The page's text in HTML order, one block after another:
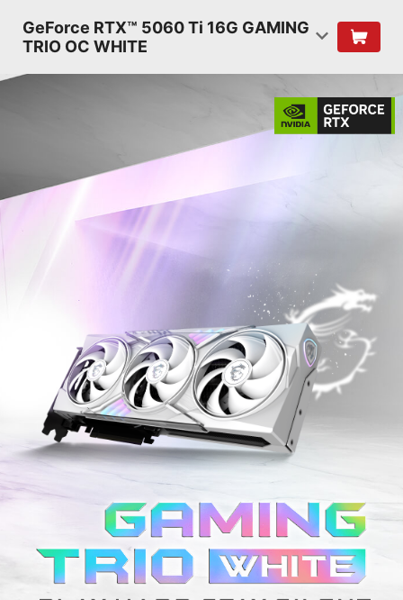
GeForce RTX™ 5060 Ti 16G GAMING
TRIO OC WHITE